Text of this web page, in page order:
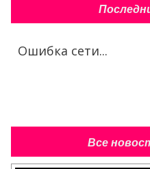
Ошибка сети...
Все